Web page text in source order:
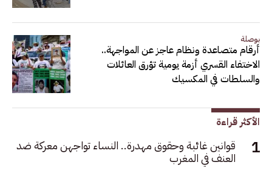
بوصلة
أرقام متصاعدة ونظام عاجز عن المواجهة..
الاختفاء القسري أزمة يومية تؤرق العائلات
والسلطات في المكسيك
الأكثر قراءة
قوانين غائبة وحقوق مهدرة.. النساء تواجهن معركة ضد
العنف في المغرب